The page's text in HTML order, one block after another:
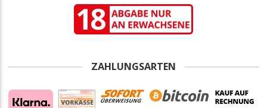
ZAHLUNGSARTEN